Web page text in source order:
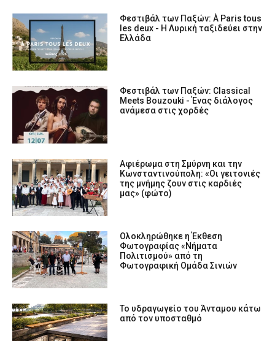
Φεστιβάλ των Παξών: À Paris tous
les deux - H Λυρική ταξιδεύει στην
Ελλάδα
Φεστιβάλ των Παξών: Classical
Meets Bouzouki - Ένας διάλογος
ανάμεσα στις χορδές
Αφιέρωμα στη Σμύρνη και την
Κωνσταντινούπολη: «Οι γειτονιές
της μνήμης ζουν στις καρδιές
μας» (φώτο)
Ολοκληρώθηκε η Έκθεση
Φωτογραφίας «Νήματα
Πολιτισμού» από τη
Φωτογραφική Ομάδα Σινιών
Το υδραγωγείο του Άνταμου κάτω
από τον υποσταθμό